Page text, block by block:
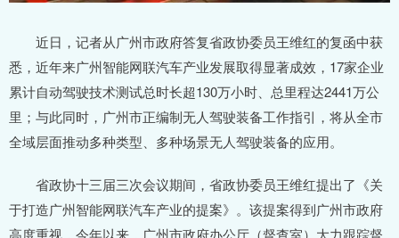
近日，记者从广州市政府答复省政协委员王维红的复函中获
悉，近年来广州智能网联汽车产业发展取得显著成效，17家企业
累计自动驾驶技术测试总时长超130万小时、总里程达2441万公
里；与此同时，广州市正编制无人驾驶装备工作指引，将从全市
全域层面推动多种类型、多种场景无人驾驶装备的应用。
省政协十三届三次会议期间，省政协委员王维红提出了《关
于打造广州智能网联汽车产业的提案》。该提案得到广州市政府